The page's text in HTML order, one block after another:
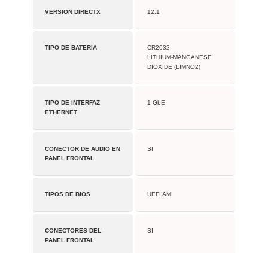
VERSION DIRECTX 12.1
TIPO DE BATERIA
CR2032
LITHIUM-MANGANESE
DIOXIDE (LIMNO2)
TIPO DE INTERFAZ
ETHERNET
1 GbE
CONECTOR DE AUDIO EN
PANEL FRONTAL
SI
TIPOS DE BIOS UEFI AMI
CONECTORES DEL
PANEL FRONTAL
SI